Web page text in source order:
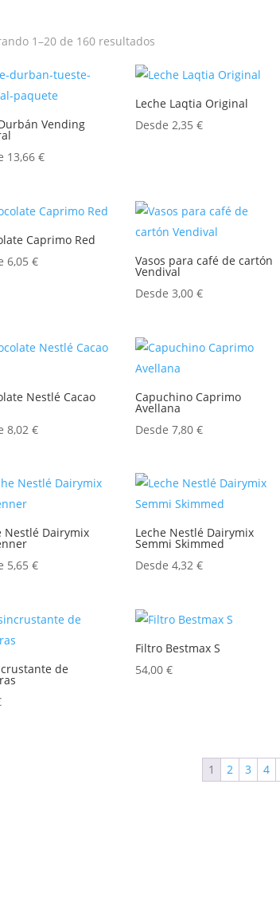
1–20 de 160 resultados
Vending
13,66€
Leche Laqtia Original
Desde 2,35 €
Caprimo Red
6,05€ Vasos para café de cartón
Vendival
Desde 3,00 €
Nestlé Cacao
8,02€
Capuchino Caprimo
Avellana
Desde 7,80 €
Nestlé Dairymix
5,65€
Leche Nestlé Dairymix
Semmi Skimmed
Desde 4,32 €
de
Filtro Bestmax S
54,00 €
1 2 3 4